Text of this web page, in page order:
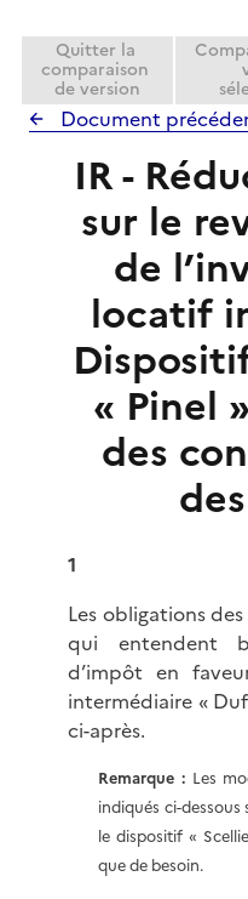
Quitter la
comparaison
de version
Document
IR -
sur le
de
locatif
« Pinel
des
1
Les obligations
qui entendent
d’impôt en
intermédiaire «
ci-après.
Remarque :Les
indiqués ci-
le dispositif «
que de besoin.